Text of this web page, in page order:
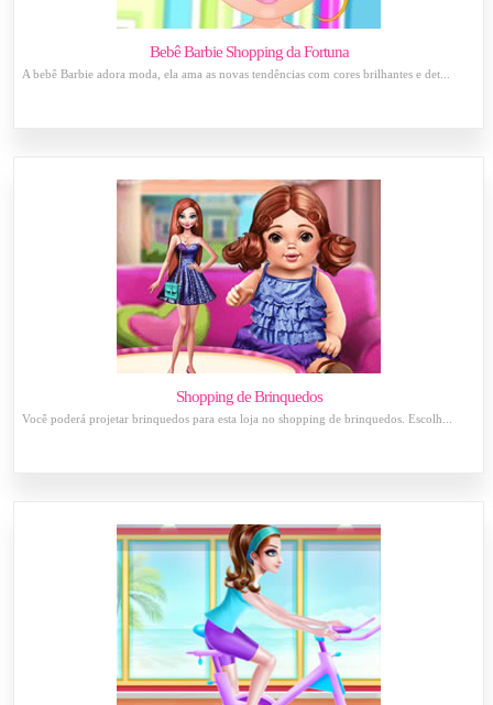
Bebê Barbie Shopping da Fortuna
A bebê Barbie adora moda, ela ama as novas tendências com cores brilhantes e det...
Shopping de Brinquedos
Você poderá projetar brinquedos para esta loja no shopping de brinquedos. Escolh...